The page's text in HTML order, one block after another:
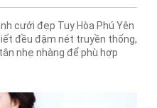
cưới đẹp Tuy Hòa Phú Yên
đều đậm nét truyền thống,
nhẹ nhàng để phù hợp